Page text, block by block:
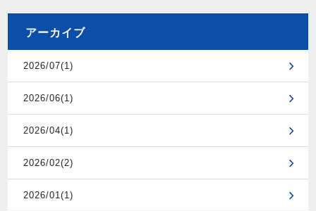
アーカイブ
2026/07(1)
2026/06(1)
2026/04(1)
2026/02(2)
2026/01(1)